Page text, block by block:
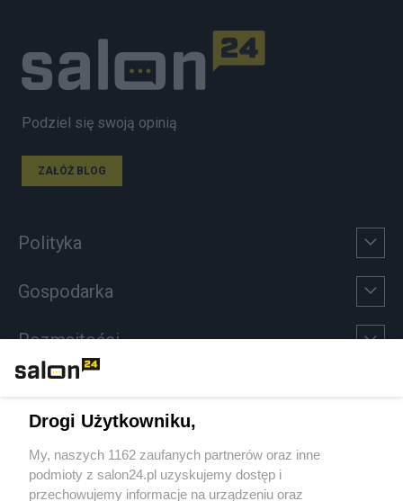
Podziel się swoją opinią
ZAŁÓŻ BLOG
Polityka
Gospodarka
Rozmaitości
Sport
Społeczeństwo
Drogi Użytkowniku,
My, naszych 1162 zaufanych partnerów oraz inne
podmioty z salon24.pl uzyskujemy dostęp i
przechowujemy informacje na urządzeniu oraz